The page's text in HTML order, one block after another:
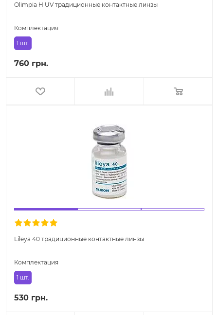
Olimpia H UV традиционные контактные линзы
Комплектация
1 шт.
760 грн.
Lileya 40 традиционные контактные линзы
Комплектация
1 шт.
530 грн.